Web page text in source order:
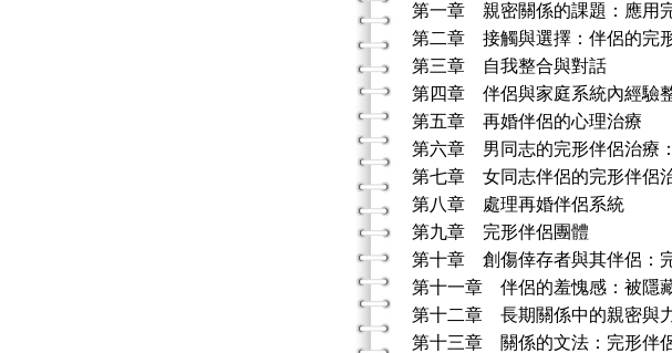
第一章 親密關係的課題：應用
第二章 接觸與選擇：伴侶的完
第三章 自我整合與對話
第四章 伴侶與家庭系統內經驗
第五章 再婚伴侶的心理治療
第六章 男同志的完形伴侶治療
第七章 女同志伴侶的完形伴侶
第八章 處理再婚伴侶系統
第九章 完形伴侶團體
第十章 創傷倖存者與其伴侶：
第十一章 伴侶的羞愧感：被隱
第十二章 長期關係中的親密與
第十三章 關係的文法：完形伴